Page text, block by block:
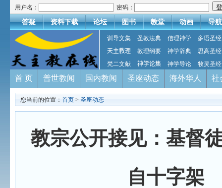
用户名： 密码：
答疑 资料下载 论坛 图书 教堂 动画 导航
训导文集 圣教法典 信理神学
多语圣经
天主教理
教理纲要 神学辞典
思高圣经
梵二文献
神学论集 神学导论 牧灵圣经
首 页 普世教闻 国内教闻 圣座动态 海外华人 社
您当前的位置： 首页 > 圣座动态
教宗公开接见：基督
自十字架